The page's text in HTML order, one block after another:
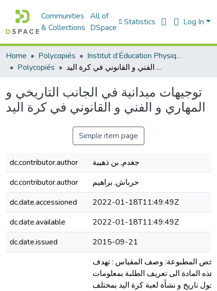
Communities
& Collections
All of
DSpace
Statistics Log In
Home Polycopiés
Institut d’Éducation Physique et Sportive
Polycopiés
توجيهات ميدانية في الجانب التاريخي و المهاري و الفني و القانوني في كرة اليد
توجيهات ميدانية في الجانب التاريخي و
المهاري و الفني و القانوني في كرة اليد
Simple item page
dc.contributor.author
جغدم, بن ذهيبة
dc.contributor.author
حرباش, براهيم
dc.date.accessioned
2022-01-18T11:49:49Z
dc.date.available
2022-01-18T11:49:49Z
dc.date.issued
2015-09-21
المطبوعة: وصف المقياس : تهدف
هذه المادة الى تعريف الطلبة بمعلومات
حول تاريخ و نشأة لعبة كرة اليد بمختلف